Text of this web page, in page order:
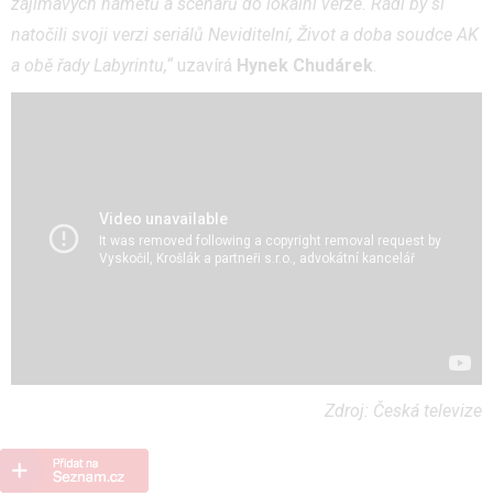
zajímavých námětů a scénářů do lokální verze. Rádi by si
natočili svoji verzi seriálů Neviditelní, Život a doba soudce AK
a obě řady Labyrintu,“ uzavírá Hynek Chudárek.
Zdroj: Česká televize